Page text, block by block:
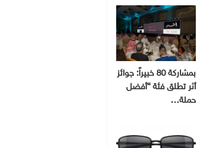
بمشاركة 80 خبيراً: جوائز
أثر تطلق فئة “أفضل
حملة…